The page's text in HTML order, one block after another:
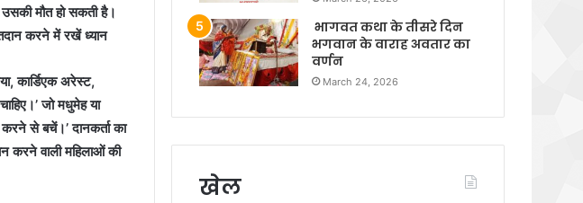
मौत हो सकती है।
करने में रखें ध्यान
कार्डिएक अरेस्ट,
जो मधुमेह या
से बचें।’ दानकर्ता का
करने वाली महिलाओं की
भागवत कथा के तीसरे दिन
भगवान के वाराह अवतार का
वर्णन
March 24, 2026
खेल